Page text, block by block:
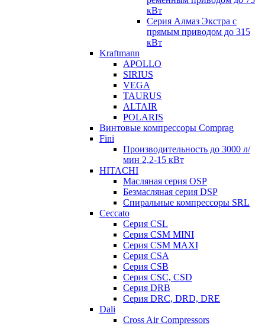
кВт
Серия Алмаз Экстра с
прямым приводом до 315
кВт
Kraftmann
APOLLO
SIRIUS
VEGA
TAURUS
ALTAIR
POLARIS
Винтовые компрессоры Comprag
Fini
Производительность до 3000 л/
мин 2,2-15 кВт
HITACHI
Масляная серия OSP
Безмасляная серия DSP
Спиральные компрессоры SRL
Ceccato
Серия CSL
Серия CSM MINI
Серия CSM MAXI
Серия CSA
Серия CSB
Серия CSC, CSD
Серия DRB
Серия DRC, DRD, DRE
Dali
Cross Air Compressors